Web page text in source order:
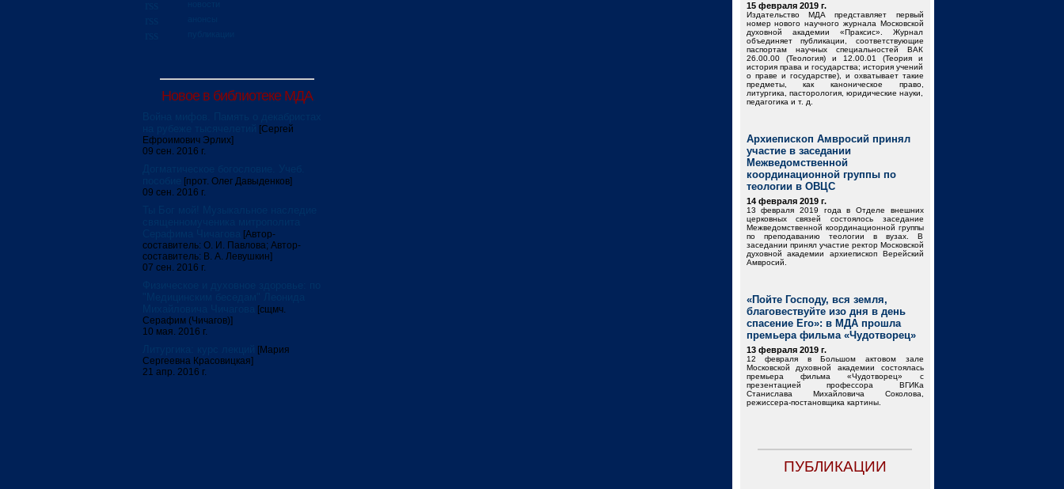
Новое в библиотеке МДА
[Сергей
Ефроимович Эрлих]
09 сен. 2016 г.
[прот. Олег Давыденков]
09 сен. 2016 г.
[Автор-
составитель: О. И. Павлова; Автор-
составитель: В. А. Левушкин]
07 сен. 2016 г.
[сщмч.
Серафим (Чичагов)]
10 мая. 2016 г.
[Мария
Сергеевна Красовицкая]
21 апр. 2016 г.
15 февраля 2019 г.
Издательство МДА представляет первый
номер нового научного журнала Московской
духовной академии «Праксис». Журнал
объединяет публикации, соответствующие
паспортам научных специальностей ВАК
26.00.00 (Теология) и 12.00.01 (Теория и
история права и государства; история учений
о праве и государстве), и охватывает такие
предметы, как каноническое право,
литургика, пасторология, юридические науки,
педагогика и т. д.
Архиепископ Амвросий принял
участие в заседании
Межведомственной
координационной группы по
теологии в ОВЦС
14 февраля 2019 г.
13 февраля 2019 года в Отделе внешних
церковных связей состоялось заседание
Межведомственной координационной группы
по преподаванию теологии в вузах. В
заседании принял участие ректор Московской
духовной академии архиепископ Верейский
Амвросий.
«Пойте Господу, вся земля,
благовествуйте изо дня в день
спасение Его»: в МДА прошла
премьера фильма «Чудотворец»
13 февраля 2019 г.
12 февраля в Большом актовом зале
Московской духовной академии состоялась
премьера фильма «Чудотворец» с
презентацией профессора ВГИКа
Станислава Михайловича Соколова,
режиссера-постановщика картины.
ПУБЛИКАЦИИ